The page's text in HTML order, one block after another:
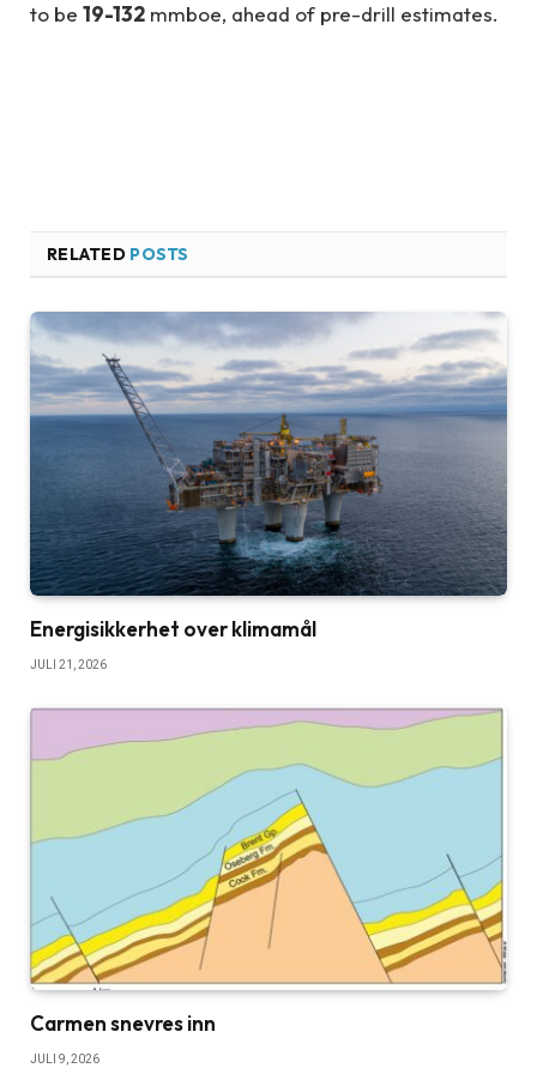
to be 19-132 mmboe, ahead of pre-drill estimates.
RELATED POSTS
Energisikkerhet over klimamål
JULI 21, 2026
Carmen snevres inn
JULI 9, 2026